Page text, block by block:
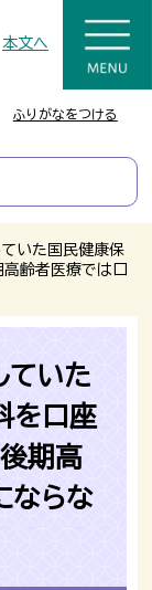
本文へ
ふりがなをつける
ていた国民健康保
高齢者医療では口
ていた
を口座
期高
ならな